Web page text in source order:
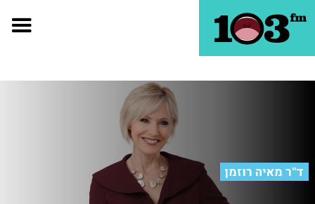
ד"ר מאיה רוזמן